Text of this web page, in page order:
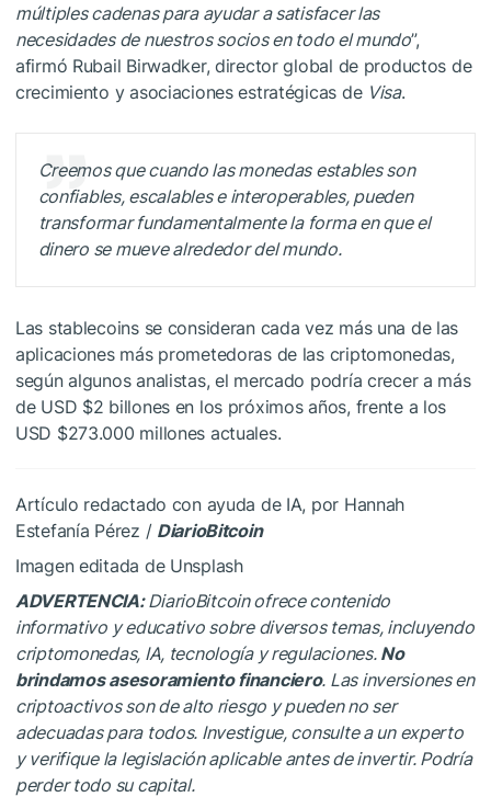
múltiples cadenas para ayudar a satisfacer las
necesidades de nuestros socios en todo el mundo”,
afirmó Rubail Birwadker, director global de productos de
crecimiento y asociaciones estratégicas de Visa.
Creemos que cuando las monedas estables son
confiables, escalables e interoperables, pueden
transformar fundamentalmente la forma en que el
dinero se mueve alrededor del mundo.
Las stablecoins se consideran cada vez más una de las
aplicaciones más prometedoras de las criptomonedas,
según algunos analistas, el mercado podría crecer a más
de USD $2 billones en los próximos años, frente a los
USD $273.000 millones actuales.
Artículo redactado con ayuda de IA, por Hannah
Estefanía Pérez / DiarioBitcoin
Imagen editada de Unsplash
ADVERTENCIA:DiarioBitcoin ofrece contenido
informativo y educativo sobre diversos temas, incluyendo
criptomonedas, IA, tecnología y regulaciones. No
brindamos asesoramiento financiero. Las inversiones en
criptoactivos son de alto riesgo y pueden no ser
adecuadas para todos. Investigue, consulte a un experto
y verifique la legislación aplicable antes de invertir. Podría
perder todo su capital.